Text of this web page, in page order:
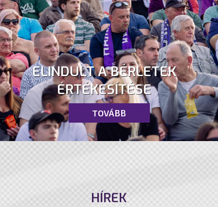
ELINDULT A BÉRLETEK
ÉRTÉKESÍTÉSE
TOVÁBB
HÍREK